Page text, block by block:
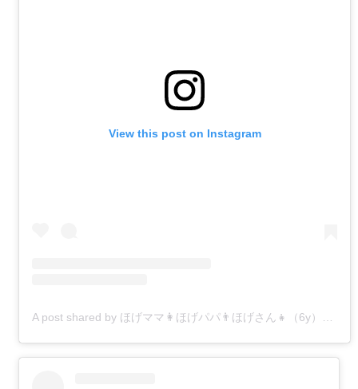
View this post on Instagram
A post shared by ほげママ👩ほげパパ👨ほげさん👧（6y）👶 (@hoge_kitchen)